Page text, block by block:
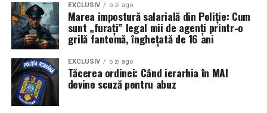
EXCLUSIV o zi ago
Marea impostură salarială din Poliție: Cum
sunt „furați” legal mii de agenți printr-o
grilă fantomă, înghețată de 16 ani
EXCLUSIV o zi ago
Tăcerea ordinei: Când ierarhia în MAI
devine scuză pentru abuz